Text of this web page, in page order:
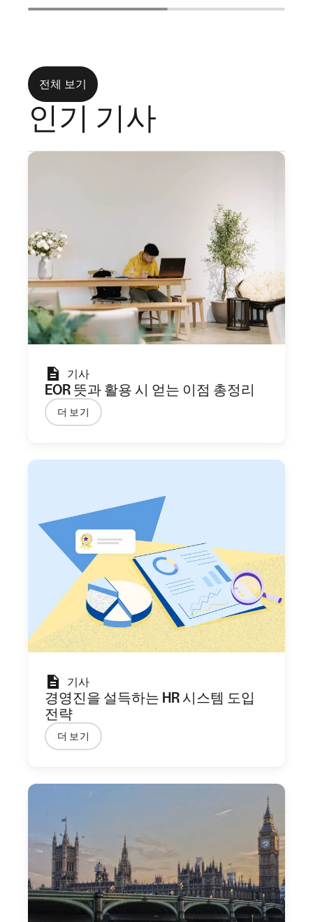
인기 기사
전체 보기
기사
EOR 뜻과 활용 시 얻는 이점 총정리
더 보기
기사
경영진을 설득하는 HR 시스템 도입
전략
더 보기